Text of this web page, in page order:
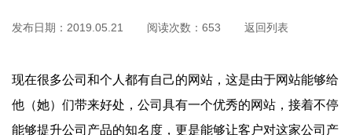
发布日期： 2019.05.21 阅读次数： 653 返回列表
现在很多公司和个人都有自己的网站，这是由于网站能够给
他（她）们带来好处，公司具有一个优秀的网站，接着不停
能够提升公司产品的知名度，更是能够让客户对这家公司产